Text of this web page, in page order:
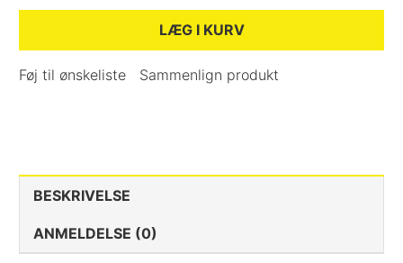
LÆG I KURV
Føj til ønskeliste Sammenlign produkt
BESKRIVELSE
ANMELDELSE (0)